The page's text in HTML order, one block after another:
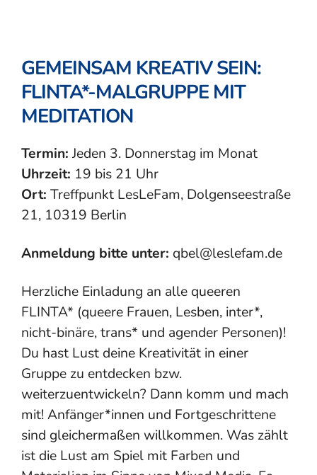
GEMEINSAM KREATIV SEIN:
FLINTA*-MALGRUPPE MIT
MEDITATION
Termin:Jeden 3. Donnerstag im Monat
Uhrzeit: 19 bis 21 Uhr
Ort: Treffpunkt LesLeFam, Dolgenseestraße
21, 10319 Berlin
Anmeldung bitte unter: qbel@leslefam.de
Herzliche Einladung an alle queeren
FLINTA* (queere Frauen, Lesben, inter*,
nicht-binäre, trans* und agender Personen)!
Du hast Lust deine Kreativität in einer
Gruppe zu entdecken bzw.
weiterzuentwickeln? Dann komm und mach
mit! Anfänger*innen und Fortgeschrittene
sind gleichermaßen willkommen. Was zählt
ist die Lust am Spiel mit Farben und